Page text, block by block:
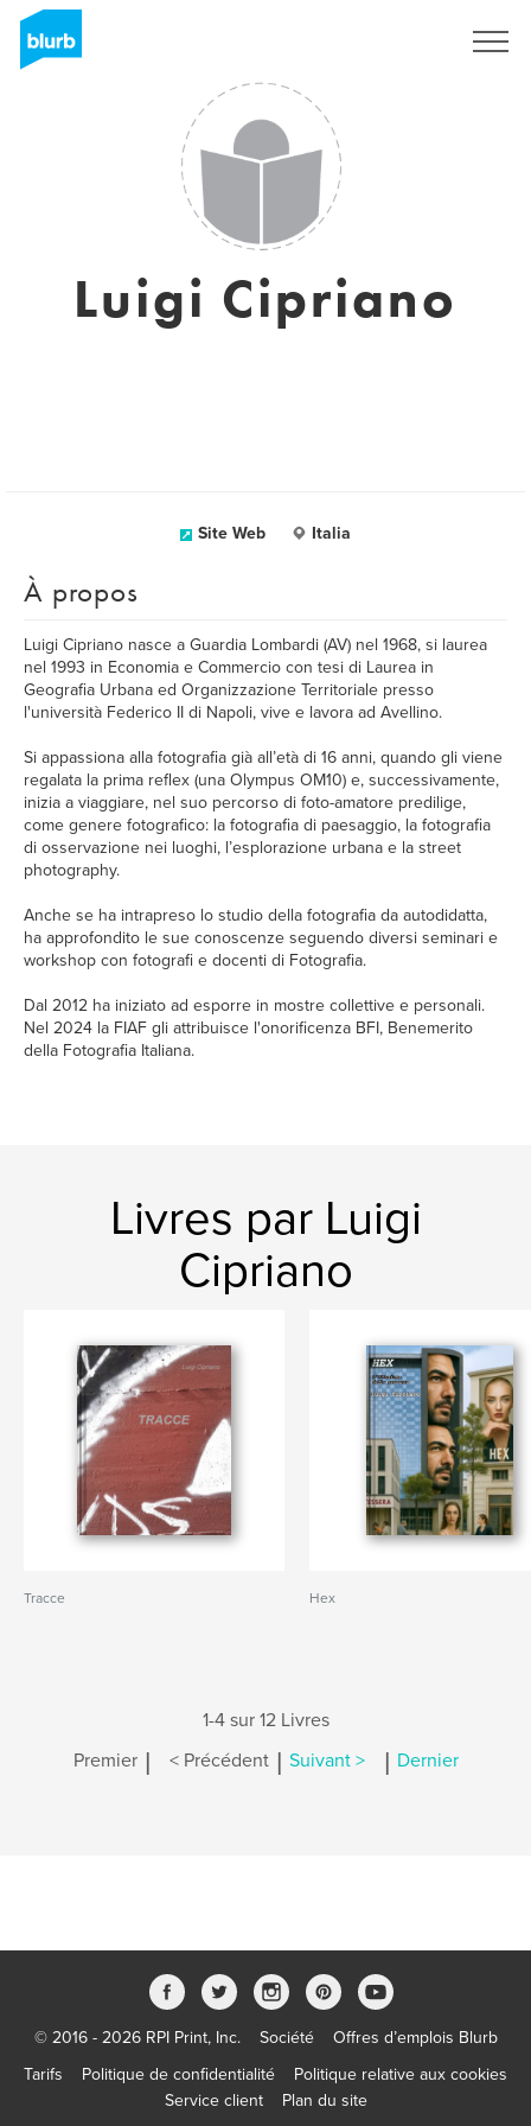
Luigi Cipriano
Site Web Italia
À propos
Luigi Cipriano nasce a Guardia Lombardi (AV) nel 1968, si laurea
nel 1993 in Economia e Commercio con tesi di Laurea in
Geografia Urbana ed Organizzazione Territoriale presso
l'università Federico II di Napoli, vive e lavora ad Avellino.
Si appassiona alla fotografia già all’età di 16 anni, quando gli viene
regalata la prima reflex (una Olympus OM10) e, successivamente,
inizia a viaggiare, nel suo percorso di foto-amatore predilige,
come genere fotografico: la fotografia di paesaggio, la fotografia
di osservazione nei luoghi, l’esplorazione urbana e la street
photography.
Anche se ha intrapreso lo studio della fotografia da autodidatta,
ha approfondito le sue conoscenze seguendo diversi seminari e
workshop con fotografi e docenti di Fotografia.
Dal 2012 ha iniziato ad esporre in mostre collettive e personali.
Nel 2024 la FIAF gli attribuisce l'onorificenza BFI, Benemerito
della Fotografia Italiana.
Livres par Luigi
Cipriano
Tracce Hex
1-4 sur 12 Livres
Premier | < Précédent | Suivant > | Dernier
© 2016 - 2026 RPI Print, Inc. Société
Offres d’emplois Blurb
Tarifs
Politique de confidentialité
Politique relative aux cookies
Service client
Plan du site